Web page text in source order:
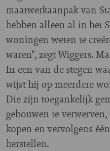
maatwerkaanpak van
hebben alleen al in het
woningen weten te
waren”, zegt Wiggers.
In een van de stegen
wijst hij op meerdere
Die zijn toegankelijk
gebouwen te
kopen en vervolgens
herstellen.